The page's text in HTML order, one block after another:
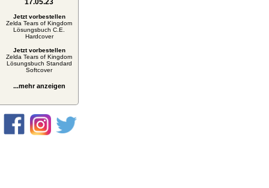
17.05.23
Jetzt vorbestellen
Zelda Tears of Kingdom
Lösungsbuch C.E.
Hardcover
Jetzt vorbestellen
Zelda Tears of Kingdom
Lösungsbuch Standard
Softcover
...mehr anzeigen